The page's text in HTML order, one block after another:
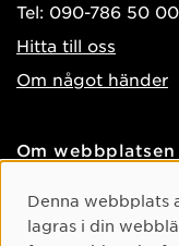
Tel: 090-786 50 00
Hitta till oss
Om något händer
Om webbplatsen
Behandling av
personuppgifter
Cookie-
Denna webbplats
lagras i din